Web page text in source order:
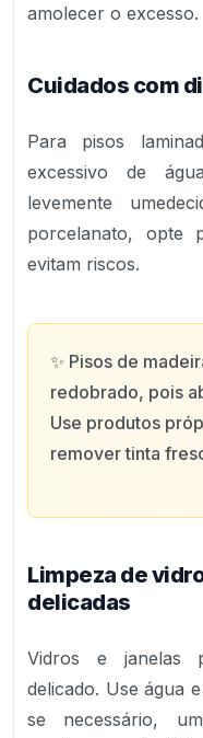
amolecer o excesso.
Cuidados com
Para pisos
excessivo de
levemente
porcelanato, opte
evitam riscos.
✨ Pisos de
redobrado, pois
Use produtos
remover tinta
Limpeza de
delicadas
Vidros e janelas
delicado. Use água
se necessário,